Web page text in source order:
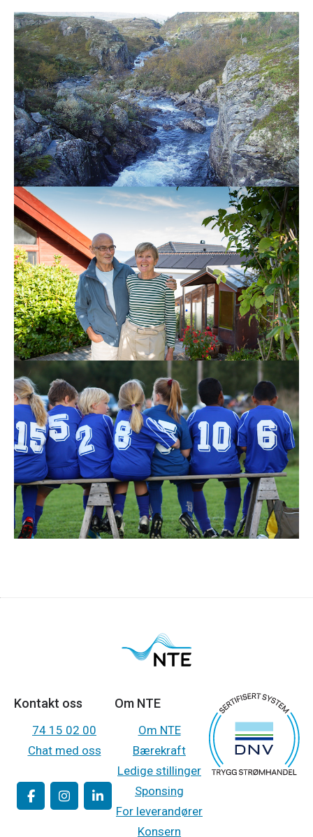
Strøm Prosjekter 5. juli 2024
Henter mer kraft fra et allerede regulert
vassdrag
Når NTE nå utvikler Skurdalsåa kraftverk, vil fallet fra
Skurdalsjøen utnyttes tre hele ganger. Her snakker vi
fornybar energi på flere nivåer!
Les mer
Prosjekter Strøm 19. sep. 2023
Klare for et nytt liv
44 år etter at de kjøpte eneboligen på Lade, flytter
Ingeborg og Harald Dragland 750 meter bort til
Powerhouse Lade for å bo i et sameie som
produserer mer energi enn det bruker.
Les mer
9. sep. 2021
Bank av fotballskoene inne!
Visst er det irriterende når gulvet i gangen eller på
badet er dekket med små, svarte gummibiter fra
fotballskoene til barna - men det er bedre enn at det
havner ute i naturen!
Les om hvorfor banke av fotballskoene inne
Kontakt oss
74 15 02 00
Chat med oss
Om NTE
Om NTE
Bærekraft
Ledige stillinger
Sponsing
For leverandører
Konsern